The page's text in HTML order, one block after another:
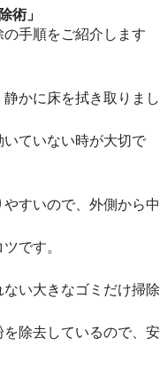
術」
手順をご紹介します
かに床を拭き取りまし
いていない時が大切で
すいので、外側から中
です。
い大きなゴミだけ掃除
を除去しているので、安